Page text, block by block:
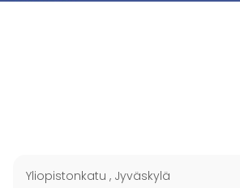
Yliopistonkatu , Jyväskylä